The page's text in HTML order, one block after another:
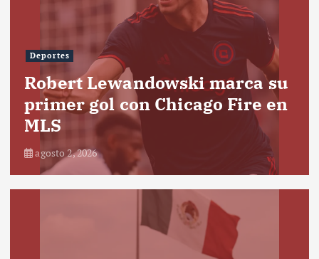
Deportes
Robert Lewandowski marca su
primer gol con Chicago Fire en
MLS
agosto 2, 2026